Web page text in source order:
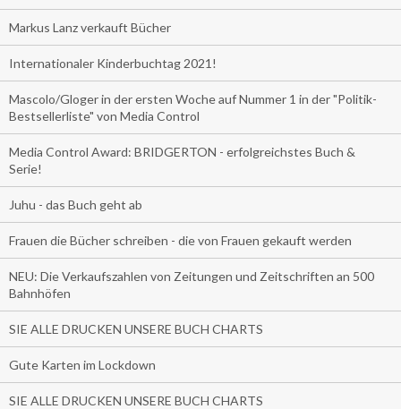
Markus Lanz verkauft Bücher
Internationaler Kinderbuchtag 2021!
Mascolo/Gloger in der ersten Woche auf Nummer 1 in der "Politik-
Bestsellerliste" von Media Control
Media Control Award: BRIDGERTON - erfolgreichstes Buch &
Serie!
Juhu - das Buch geht ab
Frauen die Bücher schreiben - die von Frauen gekauft werden
NEU: Die Verkaufszahlen von Zeitungen und Zeitschriften an 500
Bahnhöfen
SIE ALLE DRUCKEN UNSERE BUCH CHARTS
Gute Karten im Lockdown
SIE ALLE DRUCKEN UNSERE BUCH CHARTS